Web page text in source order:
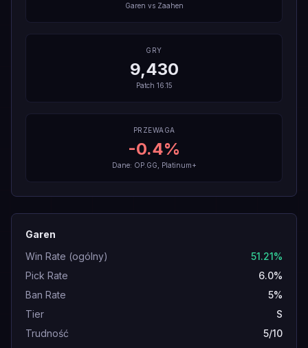
Garen vs Zaahen
GRY
9,430
Patch 16.15
PRZEWAGA
-0.4%
Dane: OP.GG, Platinum+
Garen
Win Rate (ogólny)
51.21%
Pick Rate
6.0%
Ban Rate
5%
Tier
S
Trudność
5/10